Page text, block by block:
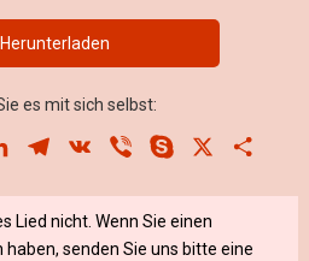
Herunterladen
es mit sich selbst:
LinkedInTelegram
VK Viber Skype
Lied nicht. Wenn Sie einen
senden Sie uns bitte eine